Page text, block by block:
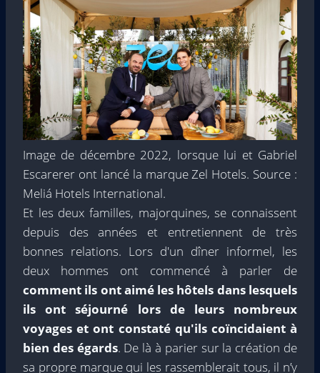
Image de décembre 2022, lorsque lui et Gabriel
Escarerer ont lancé la marque Zel Hotels. Source :
Meliá Hotels International.
Et les deux familles, majorquines, se connaissent
depuis des années et entretiennent de très
bonnes relations. Lors d'un dîner informel, les
deux hommes ont commencé à parler de
comment ils ont aimé les hôtels dans lesquels
ils ont séjourné lors de leurs nombreux
voyages et ont constaté qu'ils coïncidaient à
bien des égards. De là à parier sur la création de
sa propre marque qui les rassemblerait tous, il n’y